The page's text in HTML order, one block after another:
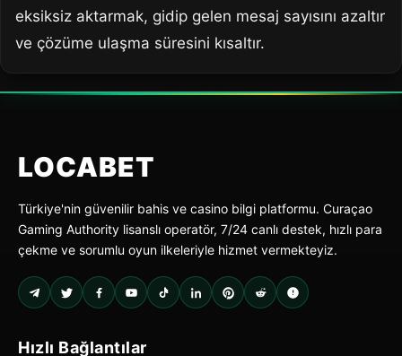
eksiksiz aktarmak, gidip gelen mesaj sayısını azaltır
ve çözüme ulaşma süresini kısaltır.
LOCABET
Türkiye'nin güvenilir bahis ve casino bilgi platformu. Curaçao
Gaming Authority lisanslı operatör, 7/24 canlı destek, hızlı para
çekme ve sorumlu oyun ilkeleriyle hizmet vermekteyiz.
Hızlı Bağlantılar